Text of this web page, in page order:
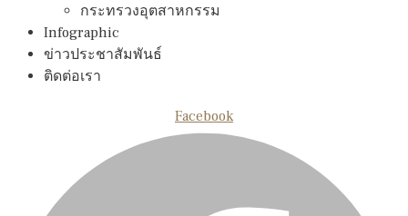
กระทรวงอุตสาหกรรม
Infographic
ข่าวประชาสัมพันธ์
ติดต่อเรา
Facebook